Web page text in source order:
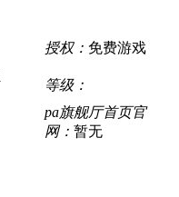
授权： 免费游戏
等级：
pa旗舰厅首页官
网： 暂无